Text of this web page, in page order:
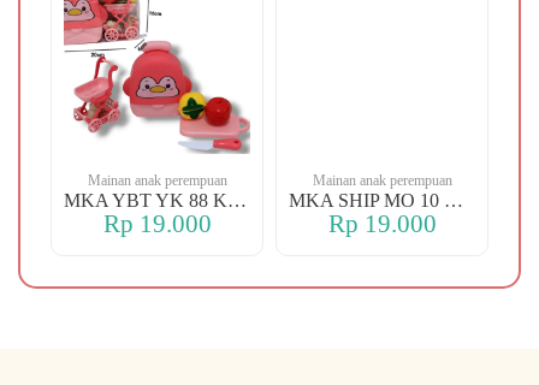
Mainan anak perempuan
MKA YBT YK 88 KOPER
Rp 19.000
Mainan anak perempuan
MKA SHIP MO 10 CHERRY
Rp 19.000